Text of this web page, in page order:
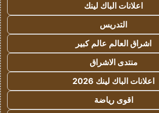
اعلانات الباك لينك
التدريس
اشراق العالم عالم كبير
منتدى الاشراق
اعلانات الباك لينك 2026
اقوى رياضة